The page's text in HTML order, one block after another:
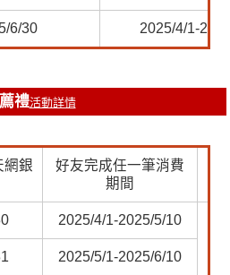
6/30 2025/4/1-
禮活動詳情
網銀
好友完成任一筆消費
期間
2025/4/1-2025/5/10
2025/5/1-2025/6/10